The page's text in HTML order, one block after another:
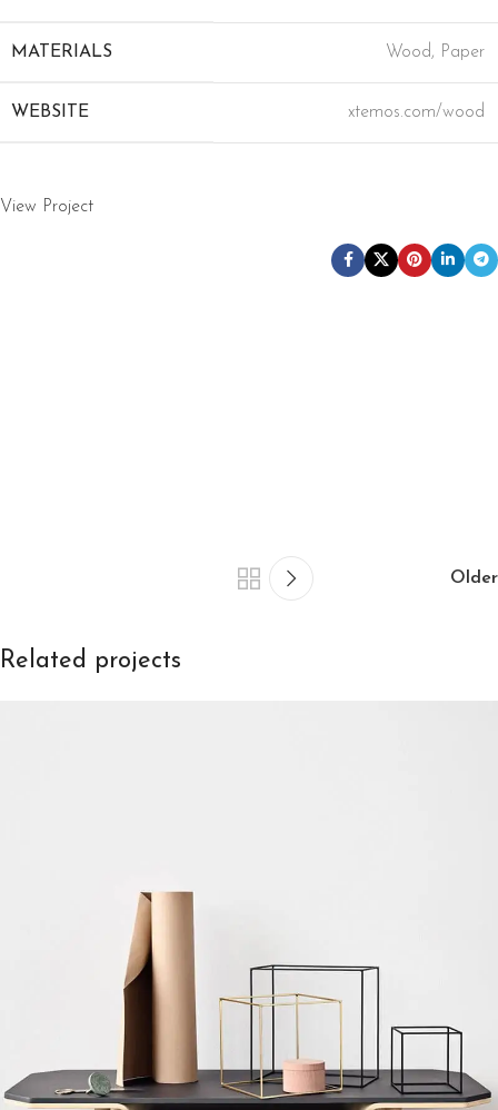
MATERIALS Wood, Paper
WEBSITE xtemos.com/wood
View Project
Older
Related projects